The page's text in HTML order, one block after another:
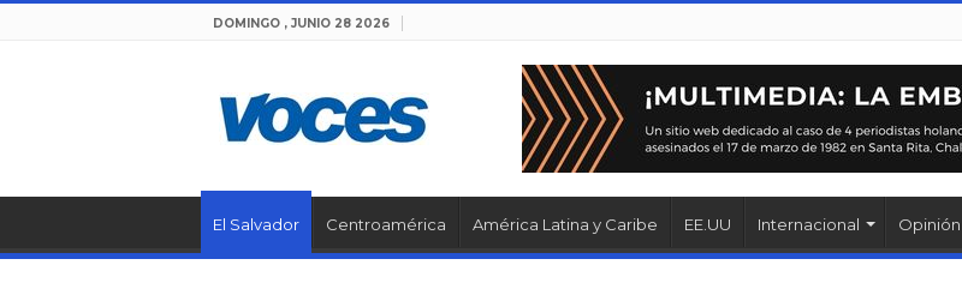
DOMINGO , JUNIO 28 2026
El Salvador Centroamérica América Latina y Caribe EE.UU Internacional Opinión